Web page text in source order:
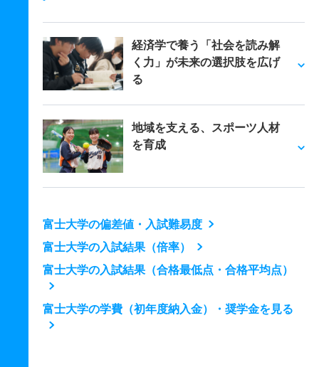
経済学で養う「社会を読み解
く力」が未来の選択肢を広げ
る
地域を支える、スポーツ人材
を育成
富士大学の偏差値・入試難易度
富士大学の入試結果（倍率）
富士大学の入試結果（合格最低点・合格平均点）
富士大学の学費（初年度納入金）・奨学金を見る